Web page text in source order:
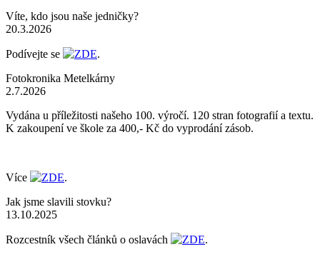
Víte, kdo jsou naše jedničky?
20.3.2026
Podívejte se ZDE.
Fotokronika Metelkárny
2.7.2026
Vydána u příležitosti našeho 100. výročí. 120 stran fotografií a textu.
K zakoupení ve škole za 400,- Kč do vyprodání zásob.
Více ZDE.
Jak jsme slavili stovku?
13.10.2025
Rozcestník všech článků o oslavách ZDE.